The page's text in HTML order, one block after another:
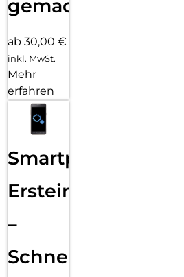
gemacht!
ab 30,00 €
inkl. MwSt.
Mehr
erfahren
Smartphone
Ersteinrichtung
–
Schnelle